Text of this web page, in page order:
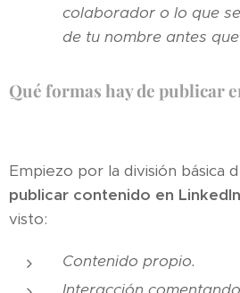
colaborador o lo que
de tu nombre antes
Qué formas hay de publicar
Empiezo por la división básica
publicar contenido en LinkedIn
visto:
Contenido propio.